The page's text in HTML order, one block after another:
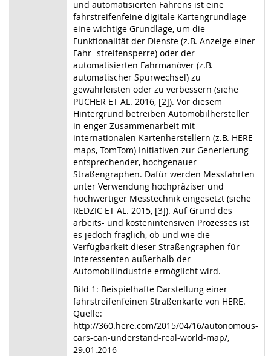
und automatisierten Fahrens ist eine
fahrstreifenfeine digitale Kartengrundlage
eine wichtige Grundlage, um die
Funktionalität der Dienste (z.B. Anzeige einer
Fahr- streifensperre) oder der
automatisierten Fahrmanöver (z.B.
automatischer Spurwechsel) zu
gewährleisten oder zu verbessern (siehe
PUCHER ET AL. 2016, [2]). Vor diesem
Hintergrund betreiben Automobilhersteller
in enger Zusammenarbeit mit
internationalen Kartenherstellern (z.B. HERE
maps, TomTom) Initiativen zur Generierung
entsprechender, hochgenauer
Straßengraphen. Dafür werden Messfahrten
unter Verwendung hochpräziser und
hochwertiger Messtechnik eingesetzt (siehe
REDZIC ET AL. 2015, [3]). Auf Grund des
arbeits- und kostenintensiven Prozesses ist
es jedoch fraglich, ob und wie die
Verfügbarkeit dieser Straßengraphen für
Interessenten außerhalb der
Automobilindustrie ermöglicht wird.
Bild 1: Beispielhafte Darstellung einer
fahrstreifenfeinen Straßenkarte von HERE.
Quelle:
http://360.here.com/2015/04/16/autonomous-
cars-can-understand-real-world-map/,
29.01.2016